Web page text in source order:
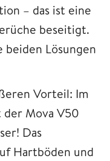
– das ist eine
beseitigt.
Lösungen
Vorteil: Im
der Mova V50
Das
Hartböden und